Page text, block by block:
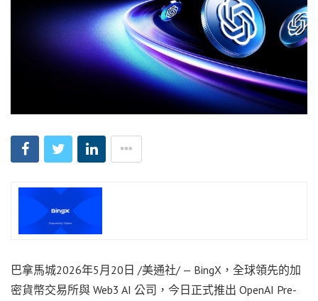
巴拿馬城2026年5月20日 /美通社/ — BingX，全球領先的加
密貨幣交易所與 Web3 AI 公司，今日正式推出 OpenAI Pre-